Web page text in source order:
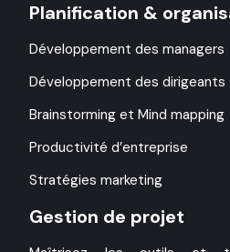
Planification &
Développement des managers
Développement des dirigeants
Brainstorming et Mind mapping
Productivité d’entreprise
Stratégies marketing
Gestion de projet